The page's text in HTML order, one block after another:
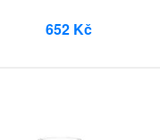
652 Kč